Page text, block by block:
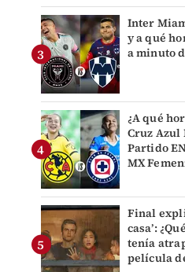
Inter
y a qué
a minuto
¿A qué
Cruz Azul
Partido
MX
Final
casa’:
tenía
película